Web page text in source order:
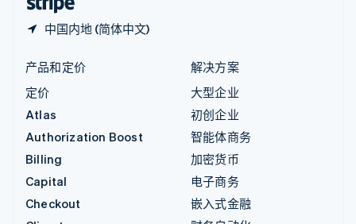
中国内地 (简体中文)
产品和定价
定价
Atlas
Authorization Boost
Billing
Capital
Checkout
解决方案
大型企业
初创企业
智能体商务
加密货币
电子商务
嵌入式金融